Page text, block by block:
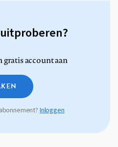
uitproberen?
gratis account aan
Inloggen